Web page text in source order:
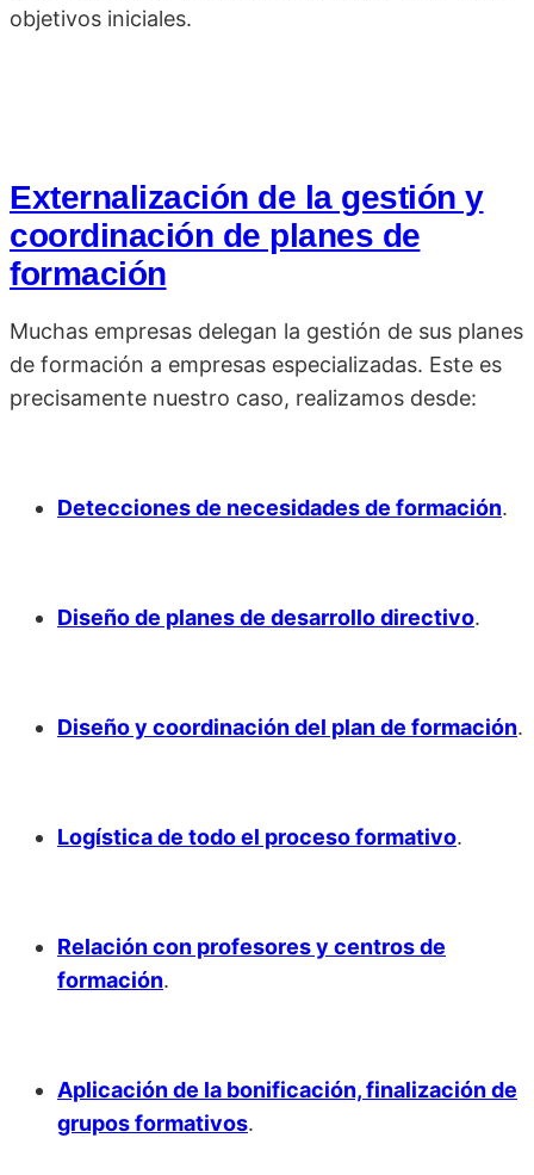
objetivos iniciales.
Externalización de la gestión y
coordinación de planes de
formación
Muchas empresas delegan la gestión de sus planes
de formación a empresas especializadas. Este es
precisamente nuestro caso, realizamos desde:
Detecciones de necesidades de formación.
Diseño de planes de desarrollo directivo.
Diseño y coordinación del plan de formación.
Logística de todo el proceso formativo.
Relación con profesores y centros de
formación.
Aplicación de la bonificación, finalización de
grupos formativos.